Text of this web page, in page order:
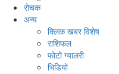
रोचक
अन्य
क्लिक खबर विशेष
राशिफल
फोटो ग्यालरी
भिडियो